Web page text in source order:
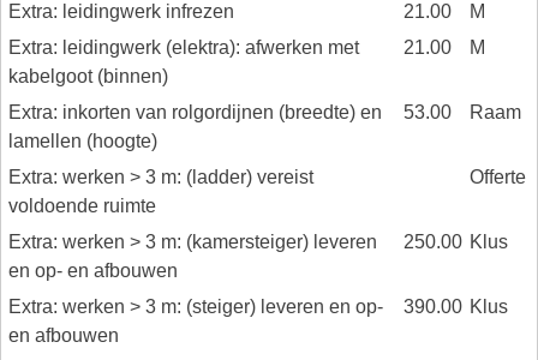
Extra: leidingwerk infrezen 21.00
M
Extra: leidingwerk (elektra): afwerken met
kabelgoot (binnen)
21.00 M
Extra: inkorten van rolgordijnen (breedte) en
lamellen (hoogte)
53.00 Raam
Extra: werken > 3 m: (ladder) vereist
voldoende ruimte
Offerte
Extra: werken > 3 m: (kamersteiger) leveren
en op- en afbouwen
250.00 Klus
Extra: werken > 3 m: (steiger) leveren en op-
en afbouwen
390.00 Klus